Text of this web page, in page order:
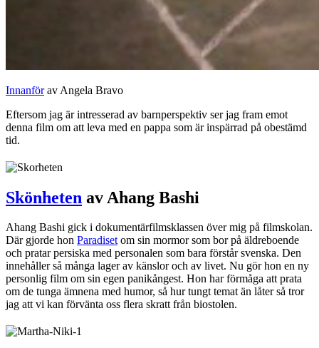
Innanförav Angela Bravo
Eftersom jag är intresserad av barnperspektiv ser jag fram emot
denna film om att leva med en pappa som är inspärrad på obestämd
tid.
Skönheten av Ahang Bashi
Ahang Bashi gick i dokumentärfilmsklassen över mig på filmskolan.
Där gjorde hon Paradisetom sin mormor som bor på äldreboende
och pratar persiska med personalen som bara förstår svenska. Den
innehåller så många lager av känslor och av livet. Nu gör hon en ny
personlig film om sin egen panikångest. Hon har förmåga att prata
om de tunga ämnena med humor, så hur tungt temat än låter så tror
jag att vi kan förvänta oss flera skratt från biostolen.